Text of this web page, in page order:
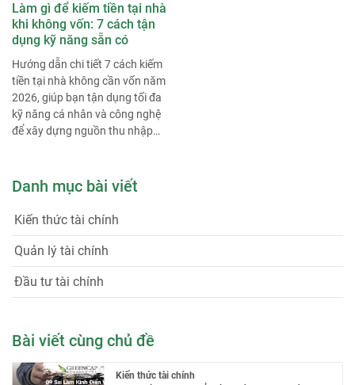
Làm gì để kiếm tiền tại nhà
khi không vốn: 7 cách tận
dụng kỹ năng sẵn có
Hướng dẫn chi tiết 7 cách kiếm
tiền tại nhà không cần vốn năm
2026, giúp bạn tận dụng tối đa
kỹ năng cá nhân và công nghệ
để xây dựng nguồn thu nhập
Danh mục bài viết
Kiến thức tài chính
Quản lý tài chính
Đầu tư tài chính
Bài viết cùng chủ đề
Kiến thức tài chính